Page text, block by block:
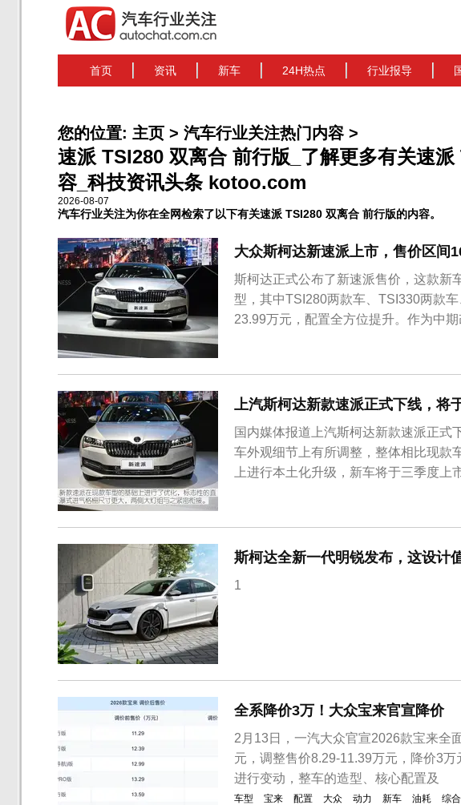
首页 资讯 新车 24H热点 行业报导
您的位置: 主页 > 汽车行业关注热门内容 >
速派 TSI280 双离合 前行版_了解更多有关速
容_科技资讯头条 kotoo.com
2026-08-07
汽车行业关注为你在全网检索了以下有关速派 TSI280 双离合 前行版的内容。
大众斯柯达新速派上市，售价区间
斯柯达正式公布了新速派售价，这款新
型，其中TSI280两款车、TSI330两款
23.99万元，配置全方位提升。作为中
提升。新车整体延续了海外版车型的设
新车之上，同时...
上汽斯柯达新款速派正式下线，将
国内媒体报道上汽斯柯达新款速派正式
车外观细节上有所调整，整体相比现款
上进行本土化升级，新车将于三季度
和保险杠造型的微调，前进气格栅延续
装饰条和日间行车灯组进一步拉...
斯柯达全新一代明锐发布，这设计
1
全系降价3万！大众宝来官宣降价
2月13日，一汽大众官宣2026款宝来全
元，调整售价8.29-11.39万元，降价3
进行变动，整车的造型、核心配置及
车型 宝来 配置 大众 动力 新车 油耗 综合